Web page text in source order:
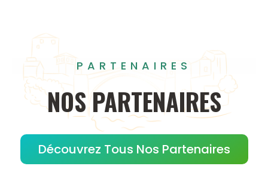
PARTENAIRES
NOS PARTENAIRES
Découvrez Tous Nos Partenaires